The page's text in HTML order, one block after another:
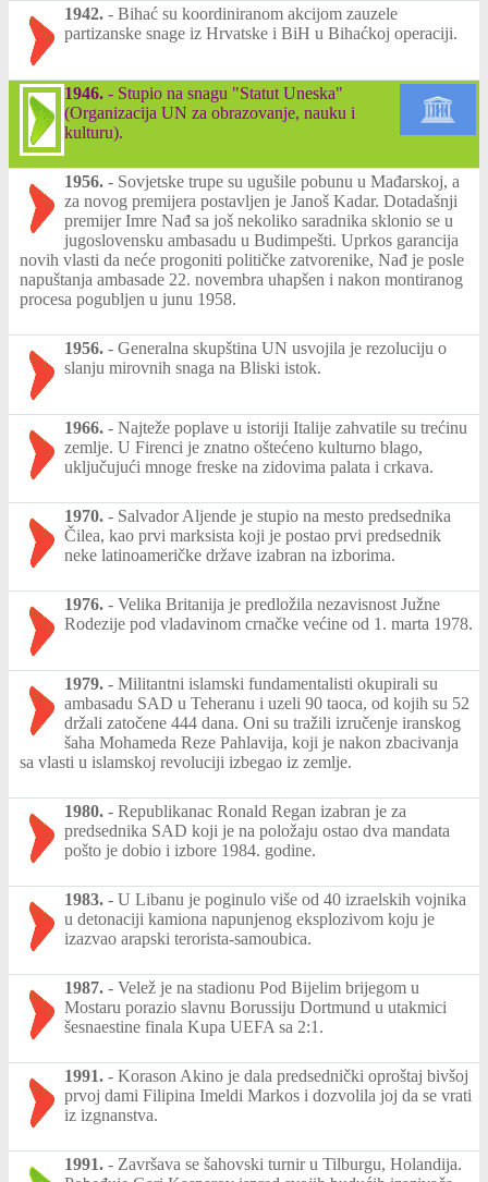
1942. - Bihać su koordiniranom akcijom zauzele
partizanske snage iz Hrvatske i BiH u Bihaćkoj operaciji.
1946. - Stupio na snagu "Statut Uneska"
(Organizacija UN za obrazovanje, nauku i
kulturu).
1956. - Sovjetske trupe su ugušile pobunu u Mađarskoj, a
za novog premijera postavljen je Janoš Kadar. Dotadašnji
premijer Imre Nađ sa još nekoliko saradnika sklonio se u
jugoslovensku ambasadu u Budimpešti. Uprkos garancija
novih vlasti da neće progoniti političke zatvorenike, Nađ je posle
napuštanja ambasade 22. novembra uhapšen i nakon montiranog
procesa pogubljen u junu 1958.
1956. - Generalna skupština UN usvojila je rezoluciju o
slanju mirovnih snaga na Bliski istok.
1966. - Najteže poplave u istoriji Italije zahvatile su trećinu
zemlje. U Firenci je znatno oštećeno kulturno blago,
uključujući mnoge freske na zidovima palata i crkava.
1970. - Salvador Aljende je stupio na mesto predsednika
Čilea, kao prvi marksista koji je postao prvi predsednik
neke latinoameričke države izabran na izborima.
1976. - Velika Britanija je predložila nezavisnost Južne
Rodezije pod vladavinom crnačke većine od 1. marta 1978.
1979. - Militantni islamski fundamentalisti okupirali su
ambasadu SAD u Teheranu i uzeli 90 taoca, od kojih su 52
držali zatočene 444 dana. Oni su tražili izručenje iranskog
šaha Mohameda Reze Pahlavija, koji je nakon zbacivanja
sa vlasti u islamskoj revoluciji izbegao iz zemlje.
1980. - Republikanac Ronald Regan izabran je za
predsednika SAD koji je na položaju ostao dva mandata
pošto je dobio i izbore 1984. godine.
1983. - U Libanu je poginulo više od 40 izraelskih vojnika
u detonaciji kamiona napunjenog eksplozivom koju je
izazvao arapski terorista-samoubica.
1987. - Velež je na stadionu Pod Bijelim brijegom u
Mostaru porazio slavnu Borussiju Dortmund u utakmici
šesnaestine finala Kupa UEFA sa 2:1.
1991. - Korason Akino je dala predsednički oproštaj bivšoj
prvoj dami Filipina Imeldi Markos i dozvolila joj da se vrati
iz izgnanstva.
1991. - Završava se šahovski turnir u Tilburgu, Holandija.